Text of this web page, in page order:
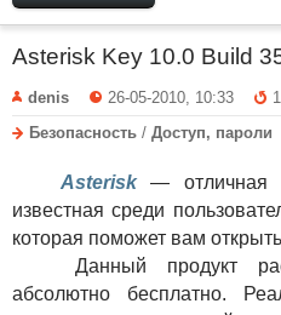
Asterisk Key 10.0 Build
denis 26-05-2010, 10:33
Безопасность / Доступ, пароли
Asterisk — отличная
известная среди
которая поможет вам
Данный продукт
абсолютно бесплатно.